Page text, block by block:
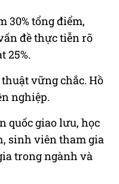
30% tổng điểm,
đề thực tiễn rõ
25%.
vững chắc. Hồ
nghiệp.
quốc giao lưu, học
sinh viên tham gia
trong ngành và